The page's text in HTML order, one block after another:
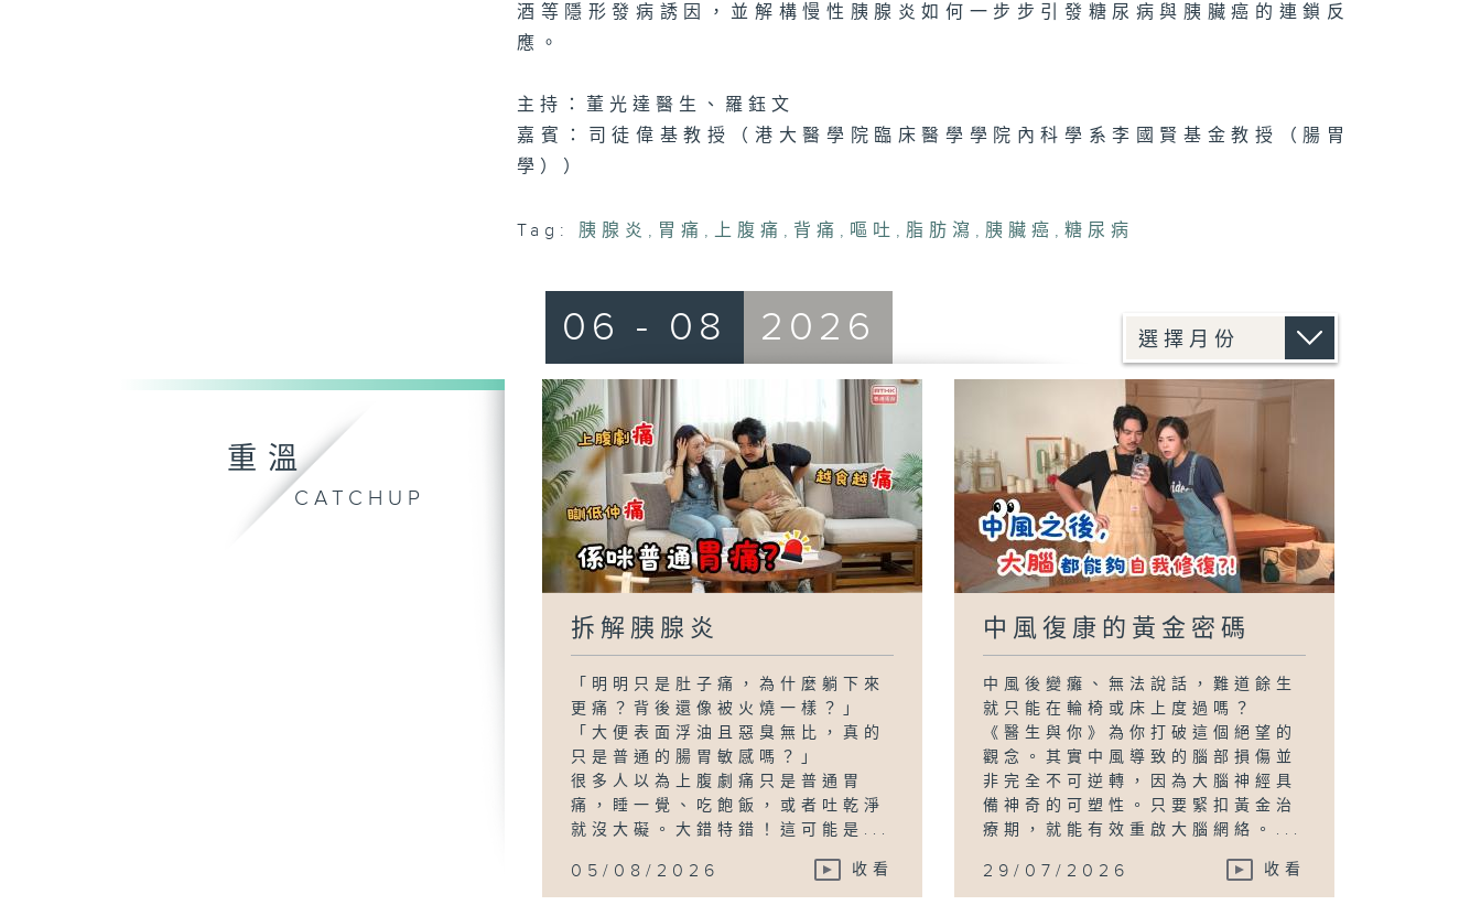
酒等隱形發病誘因，並解構慢性胰腺炎如何一步步引發糖尿病與胰臟癌的連鎖反
應。
主持：董光達醫生、羅鈺文
嘉賓：司徒偉基教授（港大醫學院臨床醫學學院內科學系李國賢基金教授（腸胃
學））
Tag: 胰腺炎 , 胃痛 , 上腹痛 , 背痛 , 嘔吐 , 脂肪瀉 , 胰臟癌 , 糖尿病
重溫
CATCHUP
06 - 08 2026
拆解胰腺炎
「明明只是肚子痛，為什麼躺下來
更痛？背後還像被火燒一樣？」
「大便表面浮油且惡臭無比，真的
只是普通的腸胃敏感嗎？」
很多人以為上腹劇痛只是普通胃
痛，睡一覺、吃飽飯，或者吐乾淨
就沒大礙。大錯特錯！這可能是...
05/08/2026 收看
中風復康的黃金密碼
中風後變癱、無法說話，難道餘生
就只能在輪椅或床上度過嗎？
《醫生與你》為你打破這個絕望的
觀念。其實中風導致的腦部損傷並
非完全不可逆轉，因為大腦神經具
備神奇的可塑性。只要緊扣黃金治
療期，就能有效重啟大腦網絡。...
29/07/2026 收看